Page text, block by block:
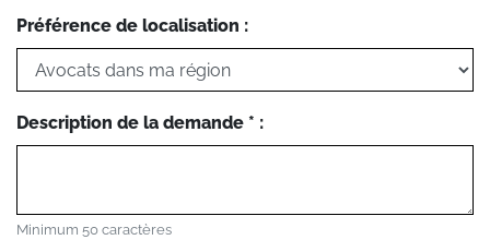
Préférence de localisation :
Description de la demande * :
Minimum 50 caractères